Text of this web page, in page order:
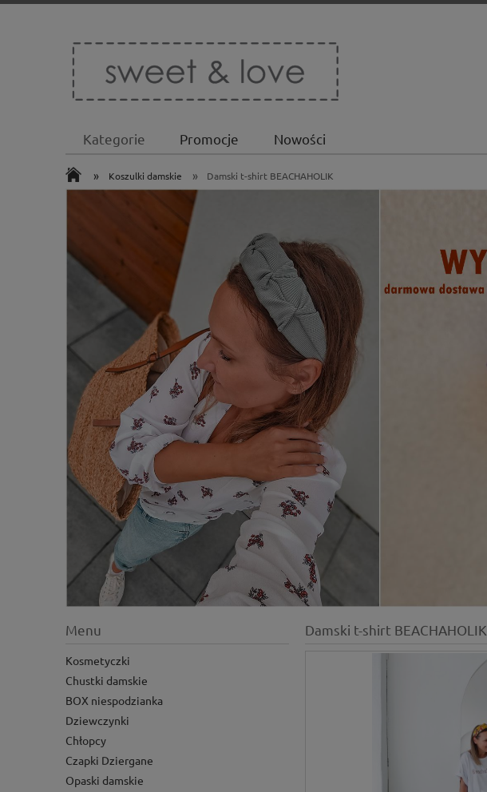
Kategorie Promocje Nowości
» Koszulki damskie » Damski t-shirt BEACHAHOLIK
Menu
Kosmetyczki
Chustki damskie
BOX niespodzianka
Dziewczynki
Chłopcy
Czapki Dziergane
Opaski damskie
Damski t-shirt BEACHAHOLIK